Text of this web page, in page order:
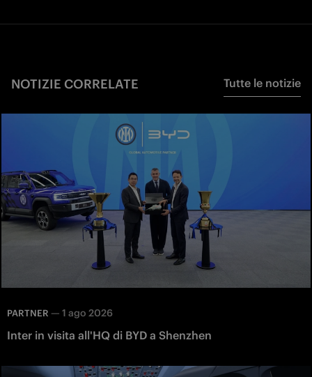
NOTIZIE CORRELATE Tutte le notizie
PARTNER — 1 ago 2026
Inter in visita all'HQ di BYD a Shenzhen